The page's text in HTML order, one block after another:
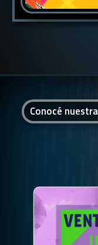
Conocé